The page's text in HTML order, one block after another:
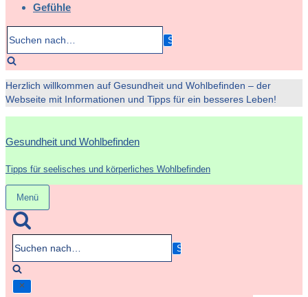
Gefühle
Herzlich willkommen auf Gesundheit und Wohlbefinden – der
Webseite mit Informationen und Tipps für ein besseres Leben!
Gesundheit und Wohlbefinden
Tipps für seelisches und körperliches Wohlbefinden
Menü
Navigation
umschalten